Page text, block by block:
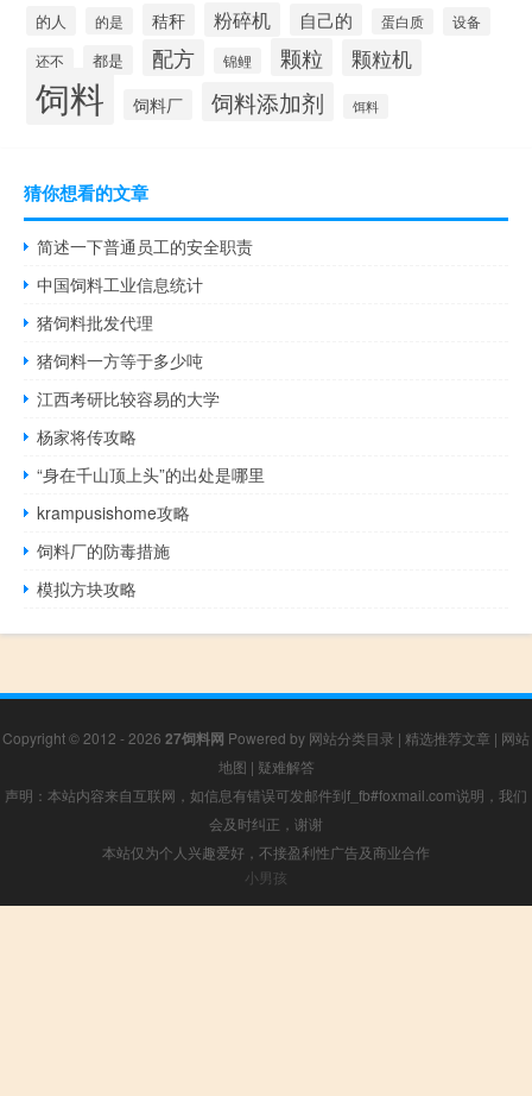
的人 的是 秸秆 粉碎机 自己的 蛋白质 设备
还不 都是 配方 锦鲤 颗粒 颗粒机
饲料 饲料厂 饲料添加剂 饵料
猜你想看的文章
简述一下普通员工的安全职责
中国饲料工业信息统计
猪饲料批发代理
猪饲料一方等于多少吨
江西考研比较容易的大学
杨家将传攻略
“身在千山顶上头”的出处是哪里
krampusishome攻略
饲料厂的防毒措施
模拟方块攻略
Copyright © 2012 - 2026 27饲料网 Powered by 网站分类目录 | 精选推荐文章 | 网站
地图 | 疑难解答
声明：本站内容来自互联网，如信息有错误可发邮件到f_fb#foxmail.com说明，我们
会及时纠正，谢谢
本站仅为个人兴趣爱好，不接盈利性广告及商业合作
小男孩